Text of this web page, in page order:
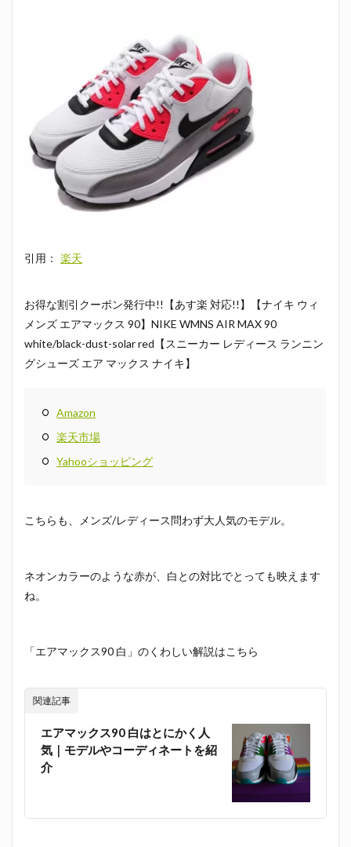
引用： 楽天
お得な割引クーポン発行中!!【あす楽 対応!!】【ナイキ ウィ
メンズ エアマックス 90】NIKE WMNS AIR MAX 90
white/black-dust-solar red【スニーカー レディース ランニン
グシューズ エア マックス ナイキ】
Amazon
楽天市場
Yahooショッピング
こちらも、メンズ/レディース問わず大人気のモデル。
ネオンカラーのような赤が、白との対比でとっても映えます
ね。
「エアマックス90 白」のくわしい解説はこちら
関連記事
エアマックス90 白はとにかく人
気｜モデルやコーディネートを紹
介